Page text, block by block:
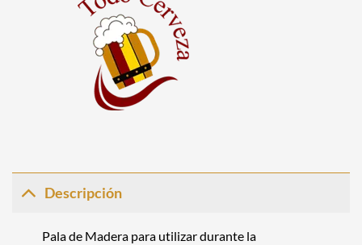
Descripción
Pala de Madera para utilizar durante la